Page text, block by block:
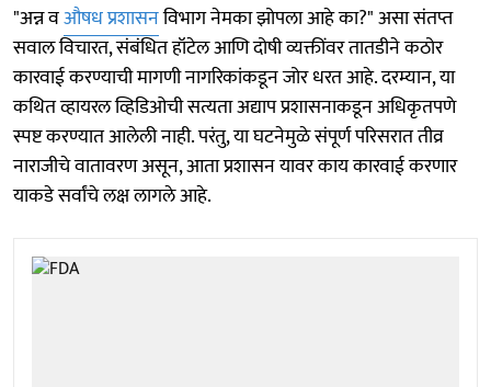
"अन्न वऔषध प्रशासनविभाग नेमका झोपला आहे का?" असा संतप्त
सवाल विचारत, संबंधित हॉटेल आणि दोषी व्यक्तींवर तातडीने कठोर
कारवाई करण्याची मागणी नागरिकांकडून जोर धरत आहे. दरम्यान, या
कथित व्हायरल व्हिडिओची सत्यता अद्याप प्रशासनाकडून अधिकृतपणे
स्पष्ट करण्यात आलेली नाही. परंतु, या घटनेमुळे संपूर्ण परिसरात तीव्र
नाराजीचे वातावरण असून, आता प्रशासन यावर काय कारवाई करणार
याकडे सर्वांचे लक्ष लागले आहे.